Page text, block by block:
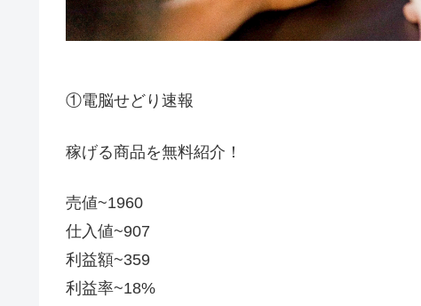
①電脳せどり速報
稼げる商品を無料紹介！
売値~1960
仕入値~907
利益額~359
利益率~18%